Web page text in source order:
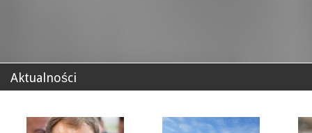
Aktualności